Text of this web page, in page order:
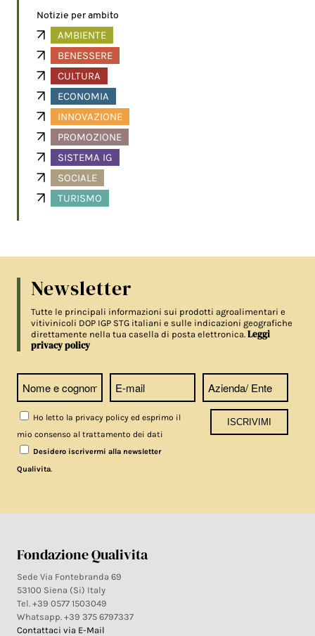
Notizie per ambito
AMBIENTE
BENESSERE
CULTURA
ECONOMIA
INNOVAZIONE
PROMOZIONE
SISTEMA IG
SOCIALE
TURISMO
Newsletter
Tutte le principali informazioni sui prodotti agroalimentari e
vitivinicoli DOP IGP STG italiani e sulle indicazioni geografiche
direttamente nella tua casella di posta elettronica.Leggi
privacy policy
Ho letto la privacy policy ed esprimo il
mio consenso al trattamento dei dati
Desidero iscrivermi alla newsletter
Qualivita.
Fondazione Qualivita
Sede Via Fontebranda 69
53100 Siena (Si) Italy
Tel. +39 0577 1503049
Whatsapp. +39 375 6797337
Contattaci via E-Mail